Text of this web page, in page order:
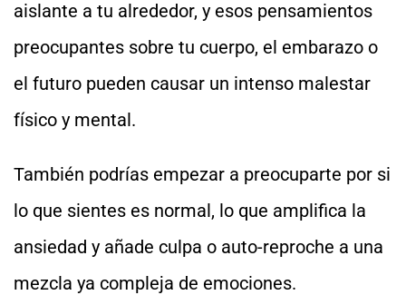
aislante a tu alrededor, y esos pensamientos
preocupantes sobre tu cuerpo, el embarazo o
el futuro pueden causar un intenso malestar
físico y mental.
También podrías empezar a preocuparte por si
lo que sientes es normal, lo que amplifica la
ansiedad y añade culpa o auto-reproche a una
mezcla ya compleja de emociones.